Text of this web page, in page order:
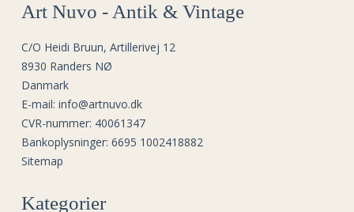
Art Nuvo - Antik & Vintage
C/O Heidi Bruun, Artillerivej 12
8930 Randers NØ
Danmark
E-mail: info@artnuvo.dk
CVR-nummer: 40061347
Bankoplysninger: 6695 1002418882
Sitemap
Kategorier